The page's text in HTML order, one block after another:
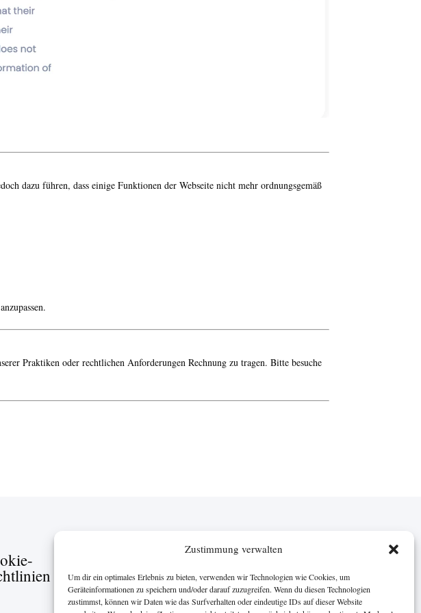
Zustimmung verwalten
Um dir ein optimales Erlebnis zu bieten, verwenden wir Technologien wie Cookies, um
Geräteinformationen zu speichern und/oder darauf zuzugreifen. Wenn du diesen Technologien
zustimmst, können wir Daten wie das Surfverhalten oder eindeutige IDs auf dieser Website
dazu führen, dass einige Funktionen der Webseite nicht mehr ordnungsgemäß
Praktiken oder rechtlichen Anforderungen Rechnung zu tragen. Bitte besuche
Unsere
Partner
Parodontologie-